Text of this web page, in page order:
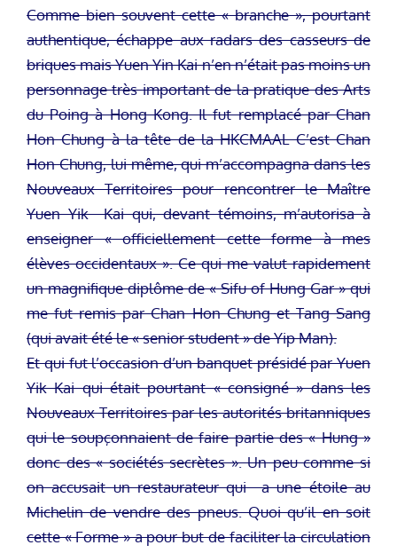
Comme bien souvent cette « branche », pourtant
authentique, échappe aux radars des casseurs de
briques mais Yuen Yin Kai n’en n’était pas moins un
personnage très important de la pratique des Arts
du Poing à Hong Kong. Il fut remplacé par Chan
Hon Chung à la tête de la HKCMAAL C’est Chan
Hon Chung, lui même, qui m’accompagna dans les
Nouveaux Territoires pour rencontrer le Maître
Yuen Yik Kai qui, devant témoins, m’autorisa à
enseigner « officiellement cette forme à mes
élèves occidentaux ». Ce qui me valut rapidement
un magnifique diplôme de « Sifu of Hung Gar » qui
me fut remis par Chan Hon Chung et Tang Sang
(qui avait été le « senior student » de Yip Man).
Et qui fut l’occasion d’un banquet présidé par Yuen
Yik Kai qui était pourtant « consigné » dans les
Nouveaux Territoires par les autorités britanniques
qui le soupçonnaient de faire partie des « Hung »
donc des « sociétés secrètes ». Un peu comme si
on accusait un restaurateur qui a une étoile au
Michelin de vendre des pneus. Quoi qu’il en soit
cette « Forme » a pour but de faciliter la circulation